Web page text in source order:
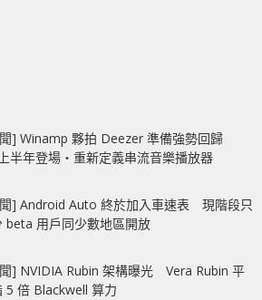
] Winamp 夥拍 Deezer 準備強勢回歸
半年登場‧重新定義串流音樂播放器
] Android Auto 終於加入車速表 現階段只
beta 用戶同少數地區開放
] NVIDIA Rubin 架構曝光 Vera Rubin 平
5 倍 Blackwell 算力